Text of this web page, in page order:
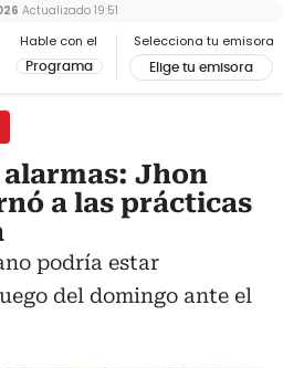
Hable con el
Programa
Selecciona tu emisora
Elige tu emisora
Actualizado 19:51
alarmas: Jhon
a las prácticas
podría estar
del domingo ante el